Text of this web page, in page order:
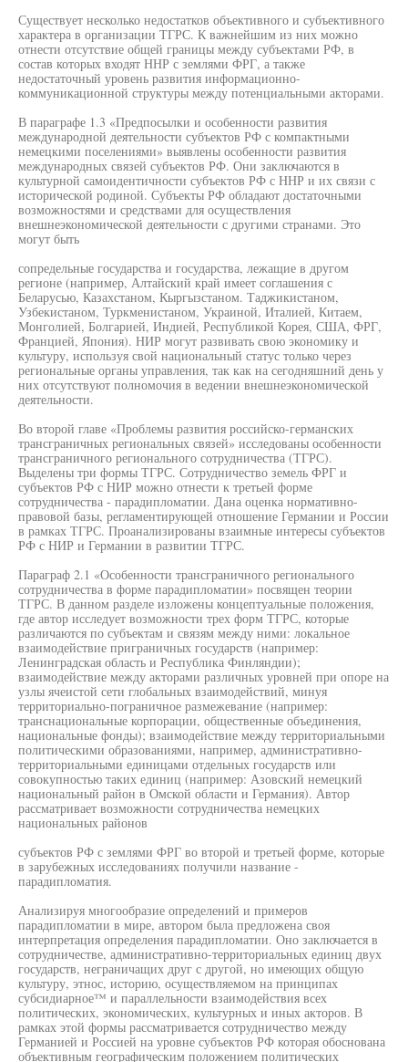
Существует несколько недостатков объективного и субъективного
характера в организации ТГРС. К важнейшим из них можно
отнести отсутствие общей границы между субъектами РФ, в
состав которых входят ННР с землями ФРГ, а также
недостаточный уровень развития информационно-
коммуникационной структуры между потенциальными акторами.
В параграфе 1.3 «Предпосылки и особенности развития
международной деятельности субъектов РФ с компактными
немецкими поселениями» выявлены особенности развития
международных связей субъектов РФ. Они заключаются в
культурной самоидентичности субъектов РФ с ННР и их связи с
исторической родиной. Субъекты РФ обладают достаточными
возможностями и средствами для осуществления
внешнеэкономической деятельности с другими странами. Это
могут быть
сопредельные государства и государства, лежащие в другом
регионе (например, Алтайский край имеет соглашения с
Беларусью, Казахстаном, Кыргызстаном. Таджикистаном,
Узбекистаном, Туркменистаном, Украиной, Италией, Китаем,
Монголией, Болгарией, Индией, Республикой Корея, США, ФРГ,
Францией, Япония). НИР могут развивать свою экономику и
культуру, используя свой национальный статус только через
региональные органы управления, так как на сегодняшний день у
них отсутствуют полномочия в ведении внешнеэкономической
деятельности.
Во второй главе «Проблемы развития российско-германских
трансграничных региональных связей» исследованы особенности
трансграничного регионального сотрудничества (ТГРС).
Выделены три формы ТГРС. Сотрудничество земель ФРГ и
субъектов РФ с НИР можно отнести к третьей форме
сотрудничества - парадипломатии. Дана оценка нормативно-
правовой базы, регламентирующей отношение Германии и России
в рамках ТГРС. Проанализированы взаимные интересы субъектов
РФ с НИР и Германии в развитии ТГРС.
Параграф 2.1 «Особенности трансграничного регионального
сотрудничества в форме парадипломатии» посвящен теории
ТГРС. В данном разделе изложены концептуальные положения,
где автор исследует возможности трех форм ТГРС, которые
различаются по субъектам и связям между ними: локальное
взаимодействие приграничных государств (например:
Ленинградская область и Республика Финляндии);
взаимодействие между акторами различных уровней при опоре на
узлы ячеистой сети глобальных взаимодействий, минуя
территориально-пограничное размежевание (например:
транснациональные корпорации, общественные объединения,
национальные фонды); взаимодействие между территориальными
политическими образованиями, например, административно-
территориальными единицами отдельных государств или
совокупностью таких единиц (например: Азовский немецкий
национальный район в Омской области и Германия). Автор
рассматривает возможности сотрудничества немецких
национальных районов
субъектов РФ с землями ФРГ во второй и третьей форме, которые
в зарубежных исследованиях получили название -
парадипломатия.
Анализируя многообразие определений и примеров
парадипломатии в мире, автором была предложена своя
интерпретация определения парадипломатии. Оно заключается в
сотрудничестве, административно-территориальных единиц двух
государств, неграничащих друг с другой, но имеющих общую
культуру, этнос, историю, осуществляемом на принципах
субсидиарное™ и параллельности взаимодействия всех
политических, экономических, культурных и иных акторов. В
рамках этой формы рассматривается сотрудничество между
Германией и Россией на уровне субъектов РФ которая обоснована
объективным географическим положением политических